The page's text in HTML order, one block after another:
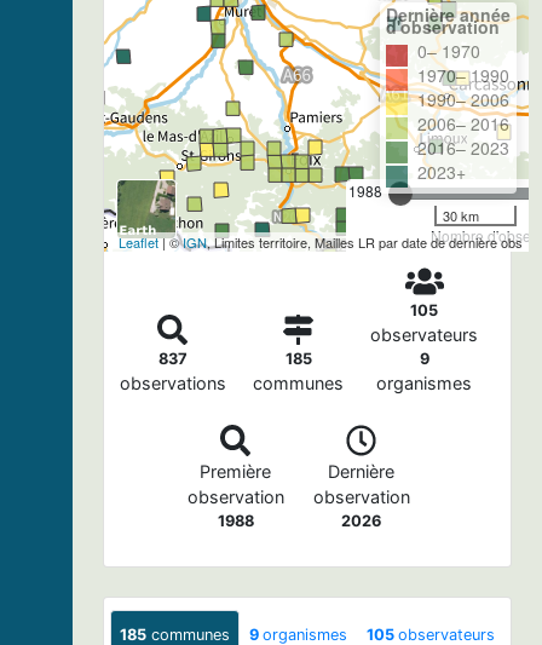
1988
Nombre
Dernière année
d'observation
0– 1970
1970– 1990
1990– 2006
2006– 2016
2016– 2023
2023+
30 km
Leaflet| ©IGN, Limites territoire, Mailles LR par date de dernière obs
837
observations
185
communes
105
observateurs
9
organismes
Première
observation
1988
Dernière
observation
2026
185 communes 9 organismes 105 observateurs